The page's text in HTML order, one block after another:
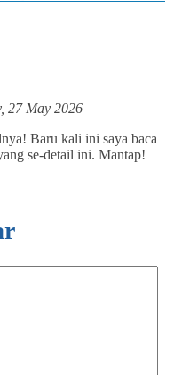
27 May 2026
Baru kali ini saya baca
se-detail ini. Mantap!